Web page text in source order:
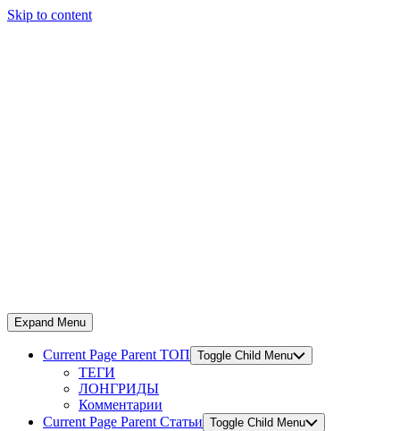
Skip to content
Expand Menu
Current Page Parent ТОП Toggle Child Menu
ТЕГИ
ЛОНГРИДЫ
Комментарии
Current Page Parent Статьи Toggle Child Menu